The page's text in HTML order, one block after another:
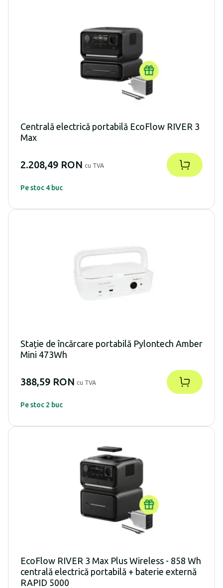
Centrală electrică portabilă EcoFlow RIVER 3
Max
2.208,49 RON cu TVA
Pe stoc 4 buc
Stație de încărcare portabilă Pylontech Amber
Mini 473Wh
388,59 RON cu TVA
Pe stoc 2 buc
EcoFlow RIVER 3 Max Plus Wireless - 858 Wh
centrală electrică portabilă + baterie externă
RAPID 5000